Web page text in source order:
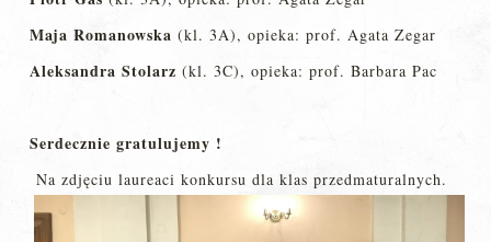
Maja Romanowska(kl. 3A), opieka: prof. Agata Zegar
Aleksandra Stolarz(kl. 3C), opieka: prof. Barbara Pac
Serdecznie gratulujemy !
Na zdjęciu laureaci konkursu dla klas przedmaturalnych.